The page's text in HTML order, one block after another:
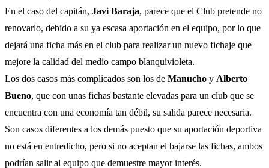
En el caso del capitán, Javi Baraja, parece que el Club pretende no
renovarlo, debido a su ya escasa aportación en el equipo, por lo que
dejará una ficha más en el club para realizar un nuevo fichaje que
mejore la calidad del medio campo blanquivioleta.
Los dos casos más complicados son los de Manucho y Alberto
Bueno, que con unas fichas bastante elevadas para un club que se
encuentra con una economía tan débil, su salida parece necesaria.
Son casos diferentes a los demás puesto que su aportación deportiva
no está en entredicho, pero si no aceptan el bajarse las fichas, ambos
podrían salir al equipo que demuestre mayor interés.